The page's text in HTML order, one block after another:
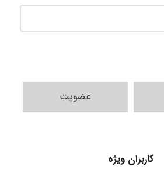
عضویت
کاربران ویژه